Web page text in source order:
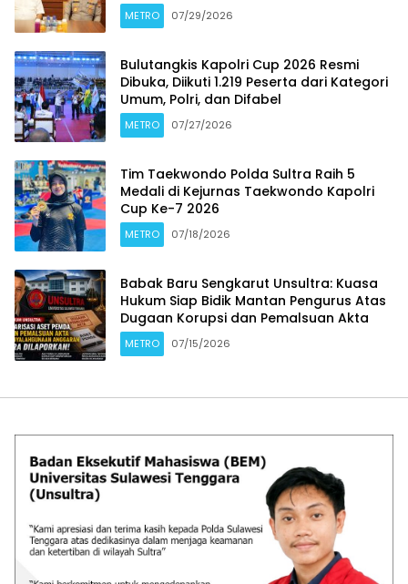
METRO 07/29/2026
Bulutangkis Kapolri Cup 2026 Resmi
Dibuka, Diikuti 1.219 Peserta dari Kategori
Umum, Polri, dan Difabel
METRO 07/27/2026
Tim Taekwondo Polda Sultra Raih 5
Medali di Kejurnas Taekwondo Kapolri
Cup Ke-7 2026
METRO 07/18/2026
Babak Baru Sengkarut Unsultra: Kuasa
Hukum Siap Bidik Mantan Pengurus Atas
Dugaan Korupsi dan Pemalsuan Akta
METRO 07/15/2026